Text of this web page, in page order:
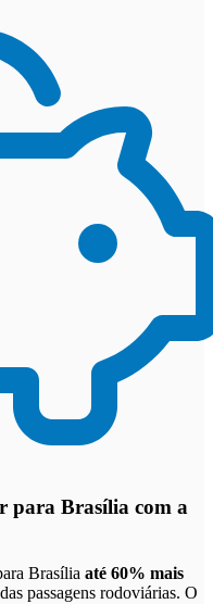
para Brasília com a
Brasília até 60% mais
passagens rodoviárias. O